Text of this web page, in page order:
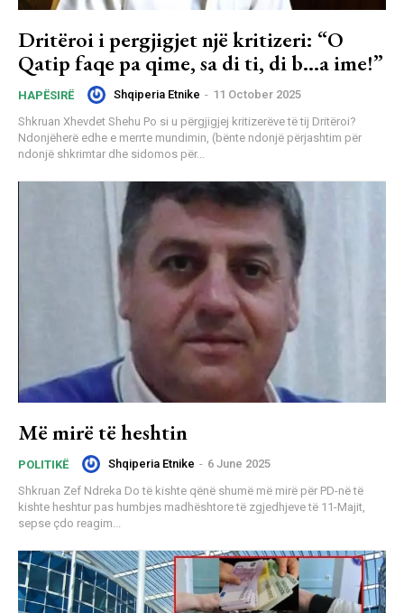
Dritëroi i pergjigjet një kritizeri: “O
Qatip faqe pa qime, sa di ti, di b…a ime!”
HAPËSIRË Shqiperia Etnike - 11 October 2025
Shkruan Xhevdet Shehu Po si u përgjigjej kritizerëve të tij Dritëroi?
Ndonjëherë edhe e merrte mundimin, (bënte ndonjë përjashtim për
ndonjë shkrimtar dhe sidomos për...
Më mirë të heshtin
POLITIKË Shqiperia Etnike - 6 June 2025
Shkruan Zef Ndreka Do të kishte qënë shumë më mirë për PD-në të
kishte heshtur pas humbjes madhështore të zgjedhjeve të 11-Majit,
sepse çdo reagim...